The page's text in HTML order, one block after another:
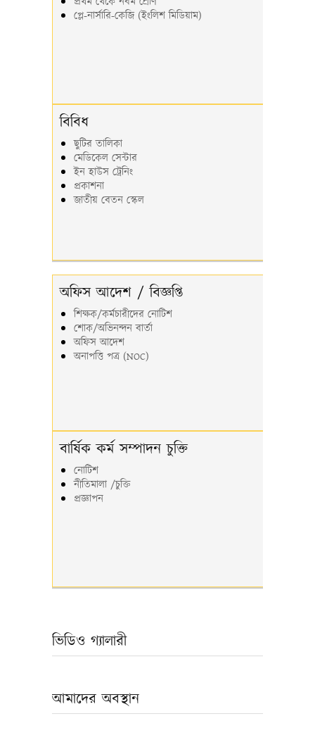
প্লে-নার্সারি-কেজি (ইংলিশ মিডিয়াম)
বিবিধ
ছুটির তালিকা
মেডিকেল সেন্টার
ইন হাউস ট্রেনিং
প্রকাশনা
জাতীয় বেতন স্কেল
অফিস আদেশ / বিজ্ঞপ্তি
শিক্ষক/কর্মচারীদের নোটিশ
শোক/অভিনন্দন বার্তা
অফিস আদেশ
অনাপত্তি পত্র (NOC)
বার্ষিক কর্ম সম্পাদন চুক্তি
নোটিশ
নীতিমালা /চুক্তি
প্রজ্ঞাপন
ভিডিও গ্যালারী
আমাদের অবস্থান